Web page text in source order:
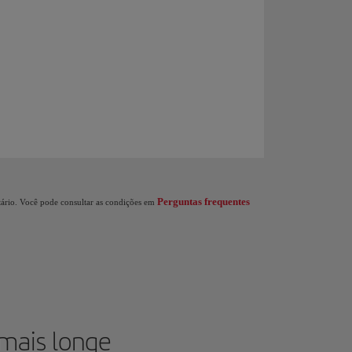
Você pode consultar as condições em Perguntas frequentes
longe